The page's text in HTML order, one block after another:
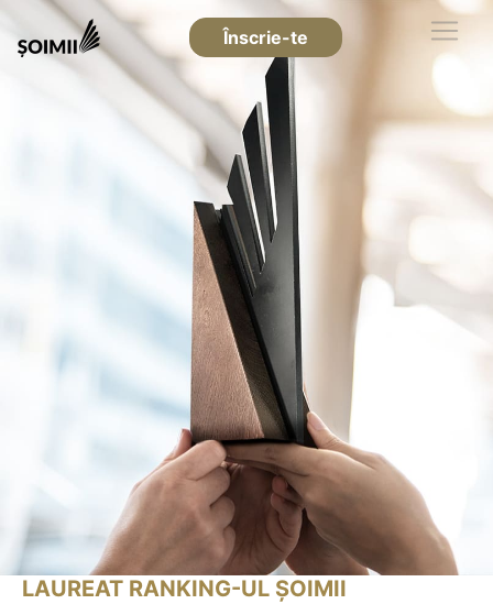
Înscrie-te
LAUREAT RANKING-UL ȘOIMII